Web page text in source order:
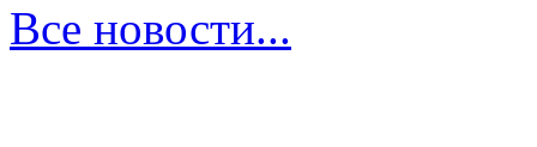
Все новости...